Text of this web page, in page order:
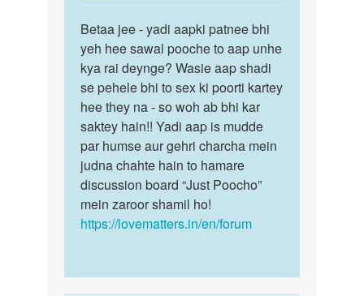
reply
to
Me
abhi
28
ka
hu
or
mera…
by
Sourav
kumar
Betaa
jee
-
yadi
aapki…
Betaa jee - yadi aapki patnee bhi
yeh hee sawal pooche to aap unhe
kya rai deynge? Wasie aap shadi
se pehele bhi to sex ki poorti kartey
hee they na - so woh ab bhi kar
saktey hain!! Yadi aap is mudde
par humse aur gehri charcha mein
judna chahte hain to hamare
discussion board “Just Poocho”
mein zaroor shamil ho!
https://lovematters.in/en/forum